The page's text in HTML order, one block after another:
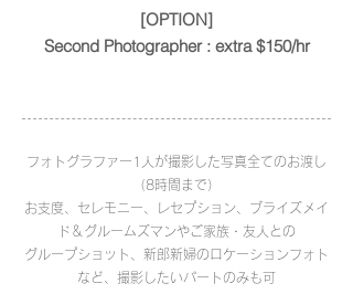
[OPTION]
Second Photographer : extra $150/hr
フォトグラファー1人が撮影した写真全てのお渡し
（8時間まで）
お支度、セレモニー、レセプション、ブライズメイ
ド＆グルームズマンやご家族・友人との
グループショット、 新郎新婦のロケーションフォト
など、撮影したいパートのみも可